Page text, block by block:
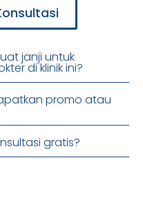
janji untuk
di klinik ini?
promo atau
gratis?